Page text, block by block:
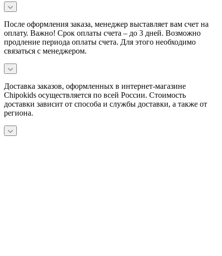
После оформления заказа, менеджер выставляет вам счет на
оплату. Важно! Срок оплаты счета – до 3 дней. Возможно
продление периода оплаты счета. Для этого необходимо
связаться с менеджером.
Доставка заказов, оформленных в интернет-магазине
Chipokids осуществляется по всей России. Стоимость
доставки зависит от способа и службы доставки, а также от
региона.